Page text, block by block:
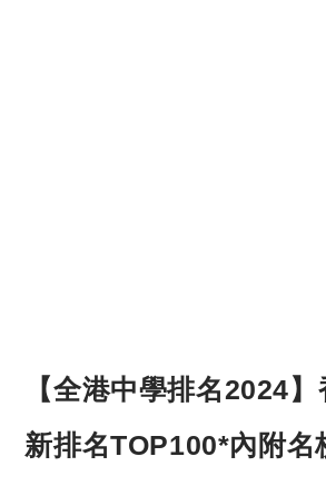
【全港中學排名2024
新排名TOP100*內附名